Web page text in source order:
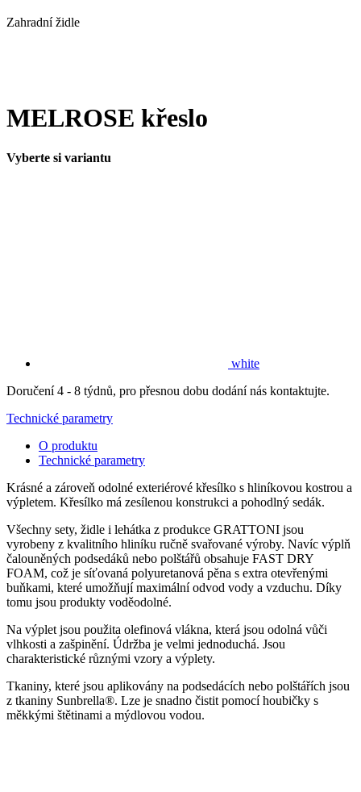
Zahradní židle
MELROSE křeslo
Vyberte si variantu
white
Doručení 4 - 8 týdnů, pro přesnou dobu dodání nás kontaktujte.
Technické parametry
O produktu
Technické parametry
Krásné a zároveň odolné exteriérové křesílko s hliníkovou kostrou a
výpletem. Křesílko má zesílenou konstrukci a pohodlný sedák.
Všechny sety, židle i lehátka z produkce GRATTONI jsou
vyrobeny z kvalitního hliníku ručně svařované výroby. Navíc výplň
čalouněných podsedáků nebo polštářů obsahuje FAST DRY
FOAM, což je síťovaná polyuretanová pěna s extra otevřenými
buňkami, které umožňují maximální odvod vody a vzduchu. Díky
tomu jsou produkty voděodolné.
Na výplet jsou použita olefinová vlákna, která jsou odolná vůči
vlhkosti a zašpinění. Údržba je velmi jednoduchá. Jsou
charakteristické různými vzory a výplety.
Tkaniny, které jsou aplikovány na podsedácích nebo polštářích jsou
z tkaniny Sunbrella®. Lze je snadno čistit pomocí houbičky s
měkkými štětinami a mýdlovou vodou.